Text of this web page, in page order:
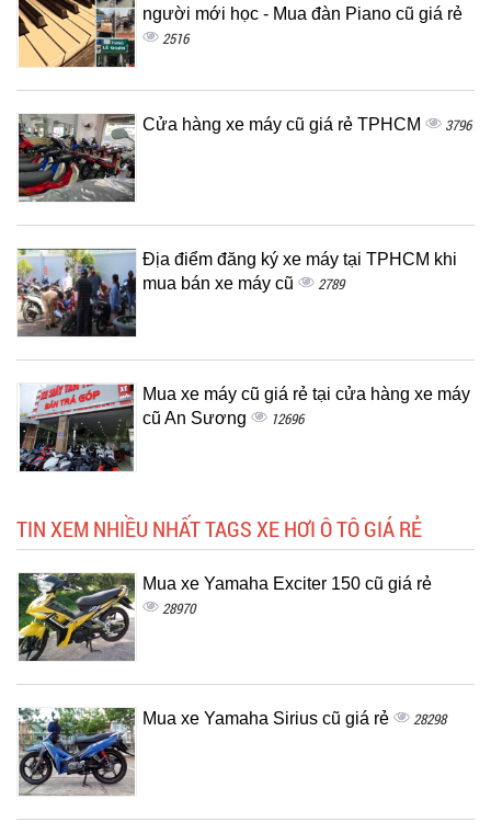
người mới học - Mua đàn Piano cũ giá rẻ
2516
Cửa hàng xe máy cũ giá rẻ TPHCM 3796
Địa điểm đăng ký xe máy tại TPHCM khi
mua bán xe máy cũ
2789
Mua xe máy cũ giá rẻ tại cửa hàng xe máy
cũ An Sương
12696
TIN XEM NHIỀU NHẤT TAGS XE HƠI Ô TÔ GIÁ RẺ
Mua xe Yamaha Exciter 150 cũ giá rẻ
28970
Mua xe Yamaha Sirius cũ giá rẻ 28298